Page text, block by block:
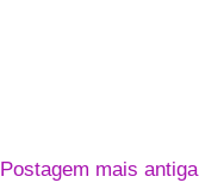
Postagem mais antiga